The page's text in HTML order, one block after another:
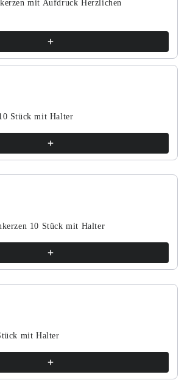
mit Aufdruck Herzlichen
Stück mit Halter
10 Stück mit Halter
mit Halter